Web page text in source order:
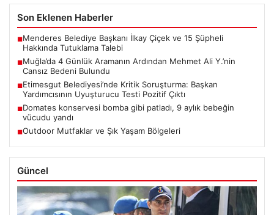
Son Eklenen Haberler
■Menderes Belediye Başkanı İlkay Çiçek ve 15 Şüpheli
Hakkında Tutuklama Talebi
■Muğla’da 4 Günlük Aramanın Ardından Mehmet Ali Y.’nin
Cansız Bedeni Bulundu
■Etimesgut Belediyesi’nde Kritik Soruşturma: Başkan
Yardımcısının Uyuşturucu Testi Pozitif Çıktı
■Domates konservesi bomba gibi patladı, 9 aylık bebeğin
vücudu yandı
■Outdoor Mutfaklar ve Şık Yaşam Bölgeleri
Güncel